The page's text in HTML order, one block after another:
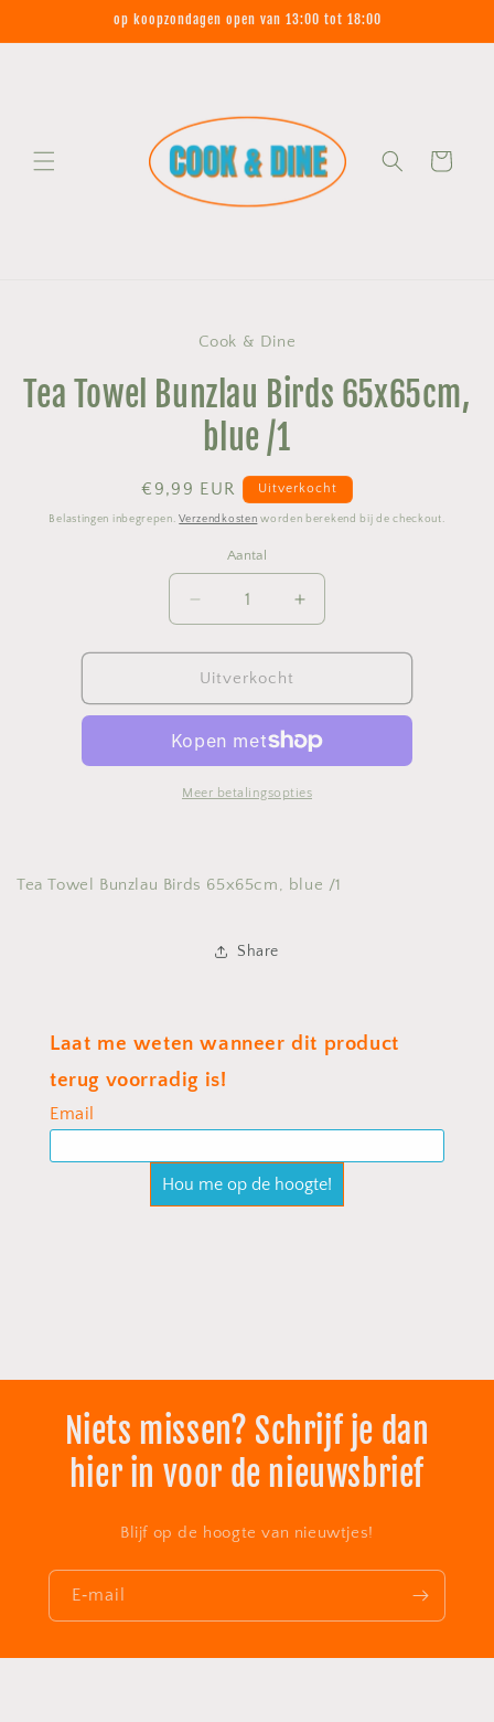
content
op koopzondagen open van 13:00 tot 18:00
Winkelwagen
Cook & Dine
Tea Towel Bunzlau Birds 65x65cm,
blue /1
Normale
prijs
€9,99 EUR Uitverkocht
Belastingen inbegrepen.Verzendkosten worden berekend bij de checkout.
Aantal
Aantal
Aantal
verlagen
voor
Tea
Towel
Birds
65x65cm,
blue
Aantal
verhogen
voor
Towel
Birds
65x65cm,
blue
Uitverkocht
Meer betalingsopties
Tea Towel Bunzlau Birds 65x65cm, blue /1
Share
Niets missen? Schrijf je dan
hier in voor de nieuwsbrief
Blijf op de hoogte van nieuwtjes!
E‑mail